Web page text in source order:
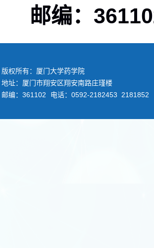
邮编：
版权所有：厦门大学药学院
地址：厦门市翔安区翔安南路庄瑾楼
邮编：361102
电话：0592-2182453 2181852